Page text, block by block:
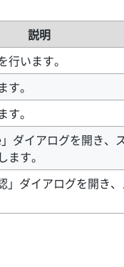
説明
います。
。
。
ダイアログを開き、
す。
」ダイアログを開き